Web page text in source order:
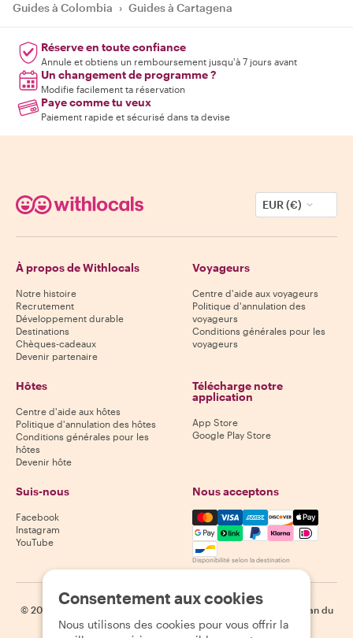
Guides à Colombia › Guides à Cartagena
Réserve en toute confiance
Annule et obtiens un remboursement jusqu'à 7 jours avant
Un changement de programme ?
Modifie facilement ta réservation
Paye comme tu veux
Paiement rapide et sécurisé dans ta devise
EUR (€)
À propos de Withlocals
Notre histoire
Recrutement
Développement durable
Destinations
Chèques-cadeaux
Devenir partenaire
Voyageurs
Centre d'aide aux voyageurs
Politique d'annulation des
voyageurs
Conditions générales pour les
voyageurs
Hôtes
Centre d'aide aux hôtes
Politique d'annulation des hôtes
Conditions générales pour les
hôtes
Devenir hôte
Télécharge notre
application
App Store
Google Play Store
Suis-nous
Facebook
Instagram
YouTube
Nous acceptons
Mastercard, Visa, Amex,
Disponibilité selon la destination
© 2026
Plan du
site
Consentement aux cookies
Nous utilisons des cookies pour vous offrir la